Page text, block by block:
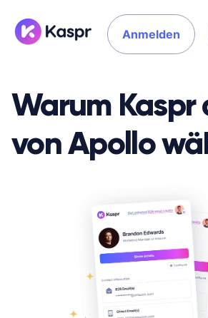
Anmelden
Warum Kaspr
von Apollo